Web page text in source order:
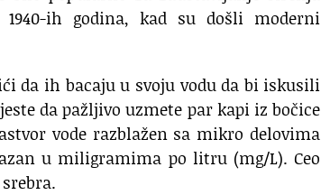
ih godina, kad su došli moderni
da ih bacaju u svoju vodu da bi iskusili
da pažljivo uzmete par kapi iz bočice
vode razblažen sa mikro delovima
u miligramima po litru (mg/L). Ceo